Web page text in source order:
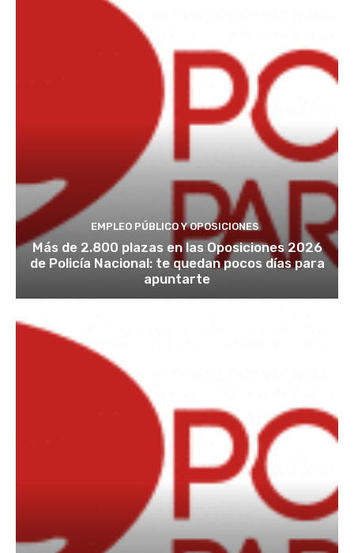
EMPLEO PÚBLICO Y OPOSICIONES
Más de 2.800 plazas en las Oposiciones 2026
de Policía Nacional: te quedan pocos días para
apuntarte